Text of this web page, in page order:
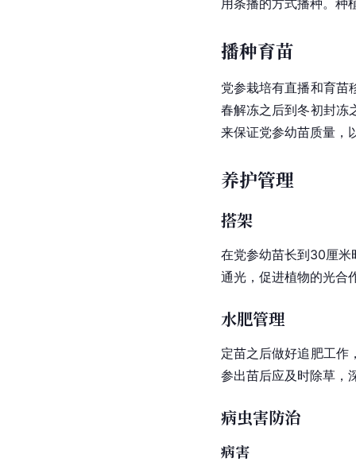
播种育苗
党参栽培有直播和育苗
春解冻之后到冬初封冻
来保证党参幼苗质量，
养护管理
搭架
在党参幼苗长到30厘米
通光，促进植物的光合
水肥管理
定苗之后做好追肥工作
参出苗后应及时除草，
病虫害防治
病害